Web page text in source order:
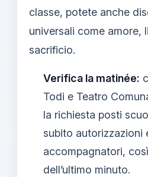
classe, potete anche
universali come amore,
sacrificio.
Verifica la matinée:
Todi e Teatro
la richiesta posti
subito autorizzazioni
accompagnatori,
dell’ultimo minuto.